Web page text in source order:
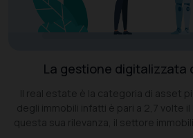
La gestione digitalizzata
Il real estate è la categoria di asset
degli immobili infatti è pari a 2,7 volte il
questa sua rilevanza, il settore